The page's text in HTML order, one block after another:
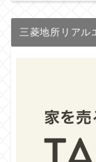
三菱地所リアル